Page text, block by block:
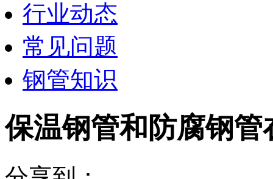
行业动态
常见问题
钢管知识
保温钢管和防腐钢